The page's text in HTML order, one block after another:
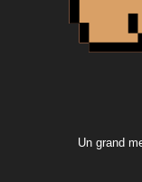
Un grand